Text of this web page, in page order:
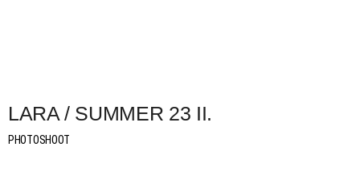
LARA / SUMMER 23 II.
PHOTOSHOOT